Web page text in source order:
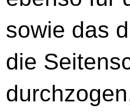
sowie das
die